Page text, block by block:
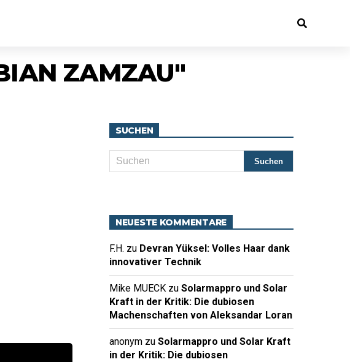
ZAMZAU"
SUCHEN
NEUESTE KOMMENTARE
F.H. zu Devran Yüksel: Volles Haar dank
innovativer Technik
Mike MUECK zu Solarmappro und Solar
Kraft in der Kritik: Die dubiosen
Machenschaften von Aleksandar Loran
anonym zu Solarmappro und Solar Kraft
in der Kritik: Die dubiosen